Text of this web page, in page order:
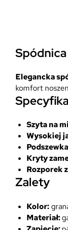
Elegancka
komfort
Szyta na
Wysokiej
Kryty
Rozporek
Zalety
Kolor:
Materiał: